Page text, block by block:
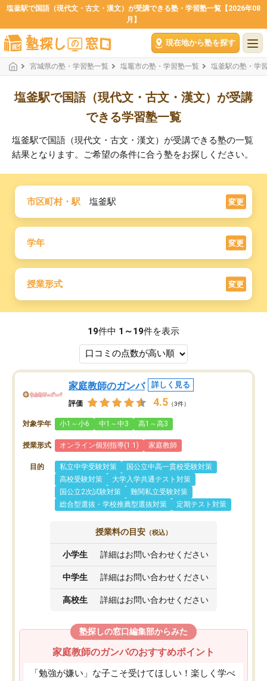
塩釜駅で国語（現代文・古文・漢文）が受講できる塾・学習塾一覧【2026年08
月】
現在地から塾を探す
宮城県の塾・学習塾一覧 塩竈市の塾・学習塾一覧 塩釜駅の塾・学
塩釜駅で国語（現代文・古文・漢文）が受講
できる学習塾一覧
塩釜駅で国語（現代文・古文・漢文）が受講できる塾の一覧
結果となります。ご希望の条件に合う塾をお探しください。
市区町村・駅 塩釜駅 変更
学年 変更
授業形式 変更
19件中 1～19件を表示
家庭教師のガンバ 詳しく見る
評価 4.5 （3件）
対象学年 小1～小6 中1～中3 高1～高3
授業形式 オンライン個別指導(1:1) 家庭教師
目的 私立中学受験対策
国公立中高一貫校受験対策
高校受験対策
大学入学共通テスト対策
国公立2次試験対策
難関私立受験対策
総合型選抜・学校推薦型選抜対策
定期テスト対策
授業料の目安 （税込）
小学生 詳細はお問い合わせください
中学生 詳細はお問い合わせください
高校生 詳細はお問い合わせください
塾探しの窓口編集部からみた
家庭教師のガンバのおすすめポイント
「勉強が嫌い」な子こそ受けてほしい！楽しく学べ